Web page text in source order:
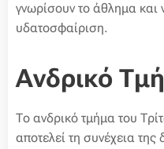
γνωρίσουν το άθλημα και
υδατοσφαίριση.
Ανδρικό
Το ανδρικό τμήμα του
αποτελεί τη συνέχεια της